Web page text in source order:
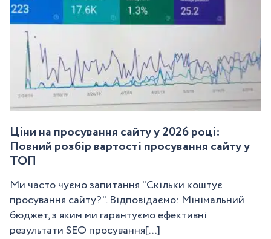
Ціни на просування сайту у 2026 році:
Повний розбір вартості просування сайту у
ТОП
Ми часто чуємо запитання "Скільки коштує
просування сайту?". Відповідаємо: Мінімальний
бюджет, з яким ми гарантуємо ефективні
результати SEO просування[...]